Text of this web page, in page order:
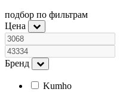
подбор по фильтрам
Цена
Бренд
Kumho